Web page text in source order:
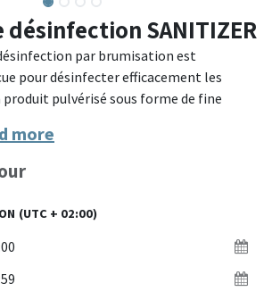
désinfection SANITIZER
par brumisation est
pour désinfecter efficacement les
produit pulvérisé sous forme de fine
ergonomique, elle est facile à
sur tous types de surfaces. Son
capacité permet une utilisation
à le remplir fréquemment. Idéale pour
une désinfection rapide et efficace, elle
uniforme des surfaces grâce à la
more
(UTC + 02:00)